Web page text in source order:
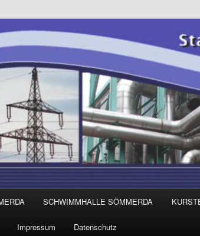
GmbH
SCHWIMMHALLE SÖMMERDA
Impressum Datenschutz